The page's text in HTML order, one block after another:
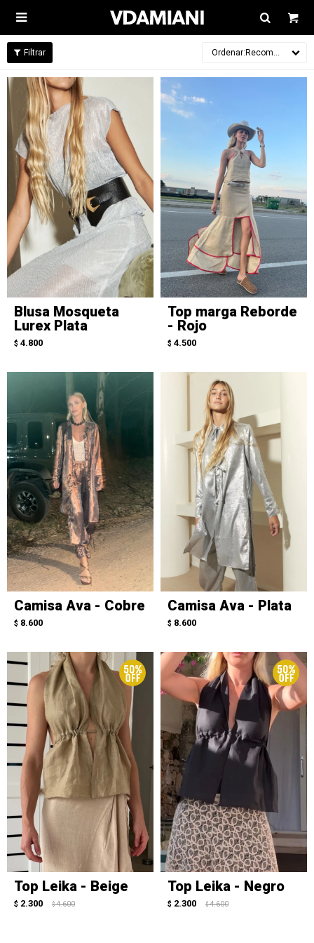

Recomendados
Blusa Mosqueta
Lurex Plata
$ 4.800
Top marga Reborde
- Rojo
$ 4.500
Camisa Ava - Cobre
$ 8.600
Camisa Ava - Plata
$ 8.600
Top Leika - Beige
$ 2.300 $ 4.600
Top Leika - Negro
$ 2.300 $ 4.600